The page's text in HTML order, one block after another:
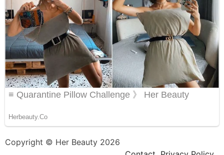
Copyright © Her Beauty 2026